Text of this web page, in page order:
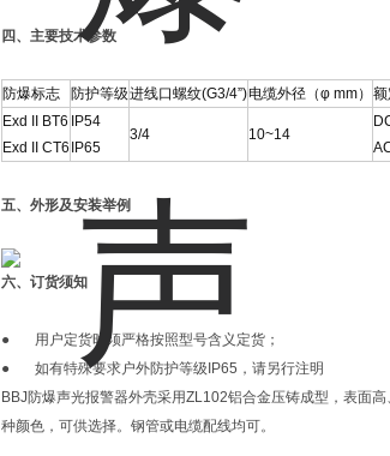
四、主要技术参数
防爆标志 防护等级进线口螺纹(G3/4”)电缆外径（φ mm） 额
Exd II BT6
Exd II CT6
IP54
IP65
3/4 10~14
五、 外形及安装举例
六、订货须知
● 用户定货时须严格按照型号含义定货；
● 如有特殊要求户外防护等级IP65，请另行注明
BBJ防爆声光报警器外壳采用ZL102铝合金压铸成型，表面
种颜色，可供选择。钢管或电缆配线均可。